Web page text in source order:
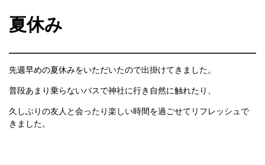
夏休み
先週早めの夏休みをいただいたので出掛けてきました。
普段あまり乗らないバスで神社に行き自然に触れたり、
久しぶりの友人と会ったり楽しい時間を過ごせてリフレッシュで
きました。